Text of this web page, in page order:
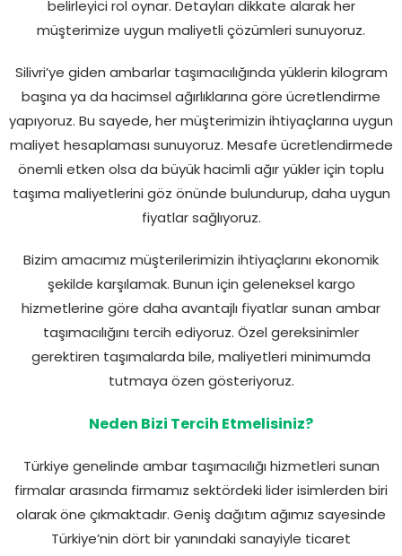
belirleyici rol oynar. Detayları dikkate alarak her
müşterimize uygun maliyetli çözümleri sunuyoruz.
Silivri’ye giden ambarlar taşımacılığında yüklerin kilogram
başına ya da hacimsel ağırlıklarına göre ücretlendirme
yapıyoruz. Bu sayede, her müşterimizin ihtiyaçlarına uygun
maliyet hesaplaması sunuyoruz. Mesafe ücretlendirmede
önemli etken olsa da büyük hacimli ağır yükler için toplu
taşıma maliyetlerini göz önünde bulundurup, daha uygun
fiyatlar sağlıyoruz.
Bizim amacımız müşterilerimizin ihtiyaçlarını ekonomik
şekilde karşılamak. Bunun için geleneksel kargo
hizmetlerine göre daha avantajlı fiyatlar sunan ambar
taşımacılığını tercih ediyoruz. Özel gereksinimler
gerektiren taşımalarda bile, maliyetleri minimumda
tutmaya özen gösteriyoruz.
Neden Bizi Tercih Etmelisiniz?
Türkiye genelinde ambar taşımacılığı hizmetleri sunan
firmalar arasında firmamız sektördeki lider isimlerden biri
olarak öne çıkmaktadır. Geniş dağıtım ağımız sayesinde
Türkiye’nin dört bir yanındaki sanayiyle ticaret